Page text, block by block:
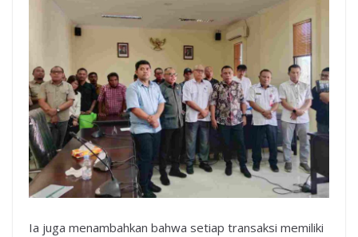
Ia juga menambahkan bahwa setiap transaksi memiliki